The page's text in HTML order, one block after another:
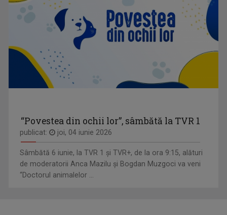
“Povestea din ochii lor”, sâmbătă la TVR 1
publicat: joi, 04 iunie 2026
Sâmbătă 6 iunie, la TVR 1 și TVR+, de la ora 9:15, alături
de moderatorii Anca Mazilu şi Bogdan Muzgoci va veni
“Doctorul animalelor ...